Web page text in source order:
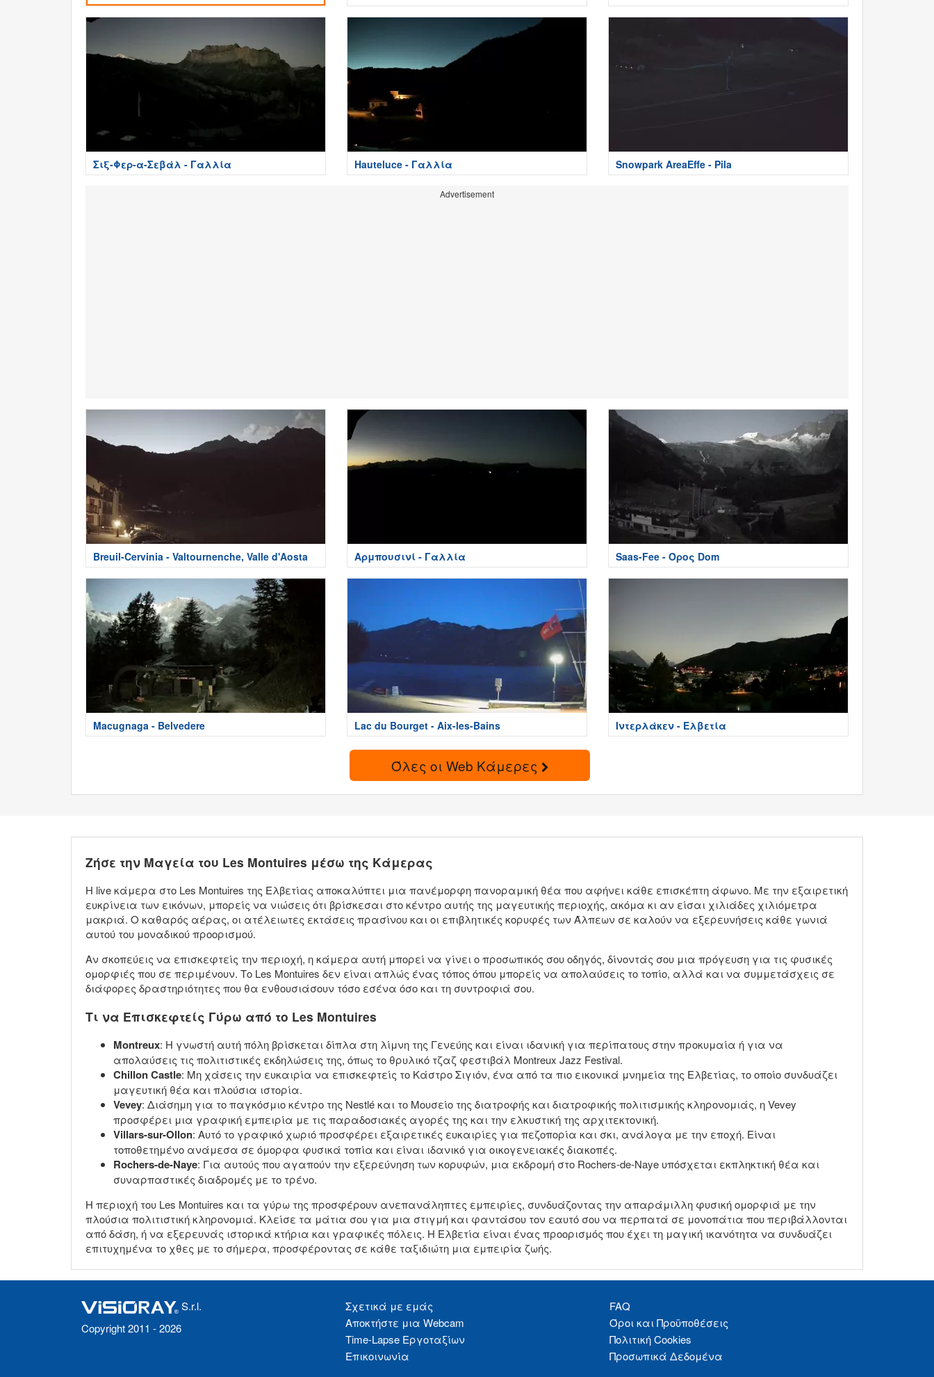
Σιξ-Φερ-α-Σεβάλ - Γαλλία Hauteluce - Γαλλία Snowpark AreaEffe - Pila
Advertisement
Breuil-Cervinia - Valtournenche, Valle d'Aosta Αρμπουσινί - Γαλλία Saas-Fee - Όρος Dom
Macugnaga - Belvedere Lac du Bourget - Aix-les-Bains Ιντερλάκεν - Ελβετία
Όλες οι Web Κάμερες
Ζήσε την Μαγεία του Les Montuires μέσω της Κάμερας
Η live κάμερα στο Les Montuires της Ελβετίας αποκαλύπτει μια πανέμορφη πανοραμική θέα που αφήνει κάθε επισκέπτη άφωνο. Με την εξαιρετική
ευκρίνεια των εικόνων, μπορείς να νιώσεις ότι βρίσκεσαι στο κέντρο αυτής της μαγευτικής περιοχής, ακόμα κι αν είσαι χιλιάδες χιλιόμετρα
μακριά. Ο καθαρός αέρας, οι ατέλειωτες εκτάσεις πρασίνου και οι επιβλητικές κορυφές των Άλπεων σε καλούν να εξερευνήσεις κάθε γωνιά
αυτού του μοναδικού προορισμού.
Αν σκοπεύεις να επισκεφτείς την περιοχή, η κάμερα αυτή μπορεί να γίνει ο προσωπικός σου οδηγός, δίνοντάς σου μια πρόγευση για τις φυσικές
ομορφιές που σε περιμένουν. Το Les Montuires δεν είναι απλώς ένας τόπος όπου μπορείς να απολαύσεις το τοπίο, αλλά και να συμμετάσχεις σε
διάφορες δραστηριότητες που θα ενθουσιάσουν τόσο εσένα όσο και τη συντροφιά σου.
Τι να Επισκεφτείς Γύρω από το Les Montuires
Montreux: Η γνωστή αυτή πόλη βρίσκεται δίπλα στη λίμνη της Γενεύης και είναι ιδανική για περίπατους στην προκυμαία ή για να
απολαύσεις τις πολιτιστικές εκδηλώσεις της, όπως το θρυλικό τζαζ φεστιβάλ Montreux Jazz Festival.
Chillon Castle: Μη χάσεις την ευκαιρία να επισκεφτείς το Κάστρο Σιγιόν, ένα από τα πιο εικονικά μνημεία της Ελβετίας, το οποίο συνδυάζει
μαγευτική θέα και πλούσια ιστορία.
Vevey: Διάσημη για το παγκόσμιο κέντρο της Nestlé και το Μουσείο της διατροφής και διατροφικής πολιτισμικής κληρονομιάς, η Vevey
προσφέρει μια γραφική εμπειρία με τις παραδοσιακές αγορές της και την ελκυστική της αρχιτεκτονική.
Villars-sur-Ollon: Αυτό το γραφικό χωριό προσφέρει εξαιρετικές ευκαιρίες για πεζοπορία και σκι, ανάλογα με την εποχή. Είναι
τοποθετημένο ανάμεσα σε όμορφα φυσικά τοπία και είναι ιδανικό για οικογενειακές διακοπές.
Rochers-de-Naye: Για αυτούς που αγαπούν την εξερεύνηση των κορυφών, μια εκδρομή στο Rochers-de-Naye υπόσχεται εκπληκτική θέα και
συναρπαστικές διαδρομές με το τρένο.
Η περιοχή του Les Montuires και τα γύρω της προσφέρουν ανεπανάληπτες εμπειρίες, συνδυάζοντας την απαράμιλλη φυσική ομορφιά με την
πλούσια πολιτιστική κληρονομιά. Κλείσε τα μάτια σου για μια στιγμή και φαντάσου τον εαυτό σου να περπατά σε μονοπάτια που περιβάλλονται
από δάση, ή να εξερευνάς ιστορικά κτήρια και γραφικές πόλεις. Η Ελβετία είναι ένας προορισμός που έχει τη μαγική ικανότητα να συνδυάζει
επιτυχημένα το χθες με το σήμερα, προσφέροντας σε κάθε ταξιδιώτη μια εμπειρία ζωής.
S.r.l.
Copyright 2011 - 2026
Σχετικά με εμάς
Αποκτήστε μια Webcam
Time-Lapse Εργοταξίων
Επικοινωνία
FAQ
Όροι και Προϋποθέσεις
Πολιτική Cookies
Προσωπικά Δεδομένα